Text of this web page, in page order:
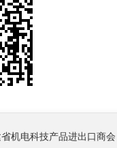
机电科技产品进出口商会